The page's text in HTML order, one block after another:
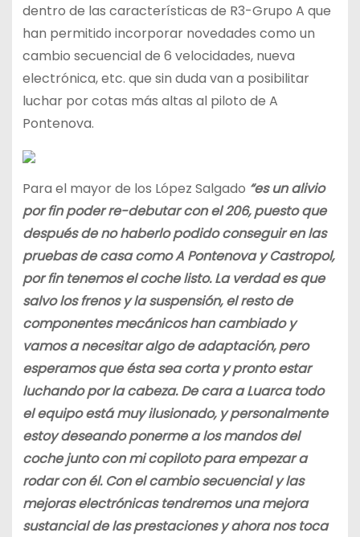
dentro de las características de R3-Grupo A que
han permitido incorporar novedades como un
cambio secuencial de 6 velocidades, nueva
electrónica, etc. que sin duda van a posibilitar
luchar por cotas más altas al piloto de A
Pontenova.
Para el mayor de los López Salgado “es un alivio
por fin poder re-debutar con el 206, puesto que
después de no haberlo podido conseguir en las
pruebas de casa como A Pontenova y Castropol,
por fin tenemos el coche listo. La verdad es que
salvo los frenos y la suspensión, el resto de
componentes mecánicos han cambiado y
vamos a necesitar algo de adaptación, pero
esperamos que ésta sea corta y pronto estar
luchando por la cabeza. De cara a Luarca todo
el equipo está muy ilusionado, y personalmente
estoy deseando ponerme a los mandos del
coche junto con mi copiloto para empezar a
rodar con él. Con el cambio secuencial y las
mejoras electrónicas tendremos una mejora
sustancial de las prestaciones y ahora nos toca